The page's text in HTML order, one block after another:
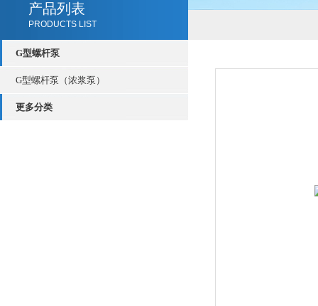
产品列表
PRODUCTS LIST
G型螺杆泵
G型螺杆泵（浓浆泵）
更多分类